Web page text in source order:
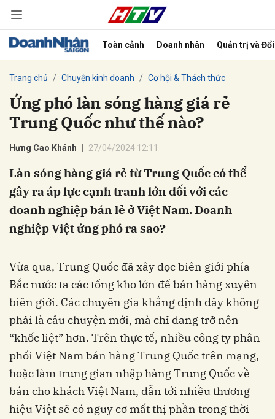
Toàn cảnh Doanh nhân Quản trị và
Trang chủ Chuyện kinh doanh Cơ hội & Thách thức
Ứng phó làn sóng hàng giá rẻ
Trung Quốc như thế nào?
Hưng Cao Khánh 27/04/2024 12:11
Làn sóng hàng giá rẻ từ Trung Quốc có thể
gây ra áp lực cạnh tranh lớn đối với các
doanh nghiệp bán lẻ ở Việt Nam. Doanh
nghiệp Việt ứng phó ra sao?
Vừa qua, Trung Quốc đã xây dọc biên giới phía
Bắc nước ta các tổng kho lớn để bán hàng xuyên
biên giới. Các chuyên gia khẳng định đây không
phải là câu chuyện mới, mà chỉ đang trở nên
“khốc liệt” hơn. Trên thực tế, nhiều công ty phân
phối Việt Nam bán hàng Trung Quốc trên mạng,
hoặc làm trung gian nhập hàng Trung Quốc về
bán cho khách Việt Nam, dẫn tới nhiều thương
hiệu Việt sẽ có nguy cơ mất thị phần trong thời
Hủy